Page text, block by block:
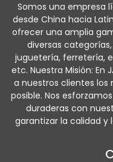
Somos una empresa
desde China hacia
ofrecer una amplia
diversas
juguetería, ferretería,
etc. Nuestra Misión: En
a nuestros clientes
posible. Nos
duraderas con
garantizar la calidad y